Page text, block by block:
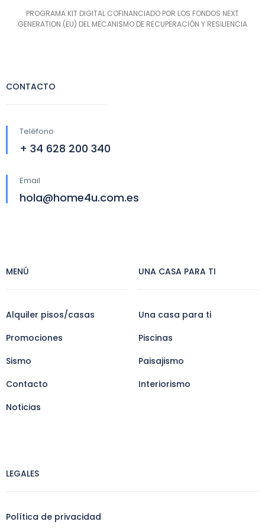
PROGRAMA KIT DIGITAL COFINANCIADO POR LOS FONDOS NEXT
GENERATION (EU) DEL MECANISMO DE RECUPERACIÓN Y RESILIENCIA
CONTACTO
Teléfono
+ 34 628 200 340
Email
hola@home4u.com.es
MENÚ
Alquiler pisos/casas
Promociones
Sismo
Contacto
Noticias
UNA CASA PARA TI
Una casa para ti
Piscinas
Paisajismo
Interiorismo
LEGALES
Política de privacidad